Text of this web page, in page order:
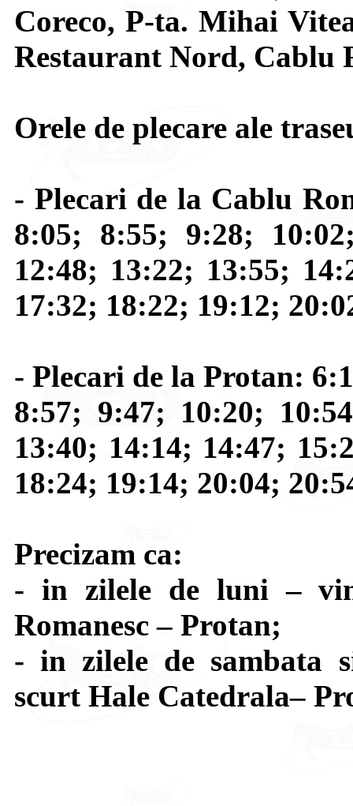
Coreco, P-ta. Mihai
Restaurant Nord, Cablu
Orele de plecare ale
- Plecari de la Cablu
8:05; 8:55; 9:28;
12:48; 13:22; 13:55;
17:32; 18:22; 19:12;
- Plecari de la Protan:
8:57; 9:47; 10:20;
13:40; 14:14; 14:47;
18:24; 19:14; 20:04;
Precizam ca:
- in zilele de luni –
Romanesc – Protan;
- in zilele de sambata
scurt Hale Catedrala–